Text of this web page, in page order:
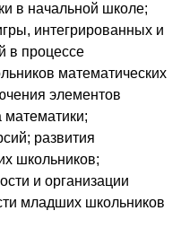
в начальной школе;
интегрированных и
в процессе
математических
элементов
математики;
развития
школьников;
и организации
младших школьников